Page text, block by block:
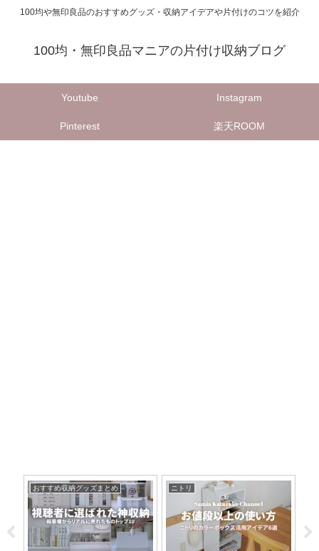
100均や無印良品のおすすめグッズ・収納アイデアや片付けのコツを紹介
100均・無印良品マニアの片付け収納ブログ
Youtube Instagram
Pinterest 楽天ROOM
おすすめ収納グッズまとめ ニトリ